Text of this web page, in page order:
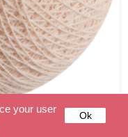
your user
Ok